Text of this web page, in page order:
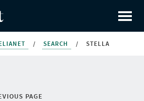
/ SEARCH / STELLA
PAGE